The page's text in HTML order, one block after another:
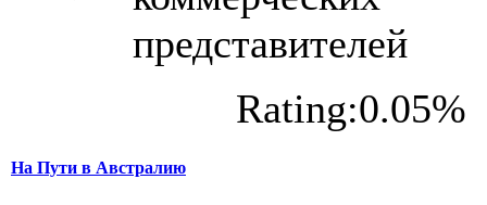
представителей
Rating:0.05%
На Пути в Австралию